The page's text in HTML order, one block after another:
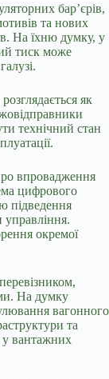
бар’єрів,
та нових
На їхню думку, у
тиск може
як
технічний стан
впровадження
цифрового
підведення
управління.
окремої
На думку
вагонного
та
у вантажних